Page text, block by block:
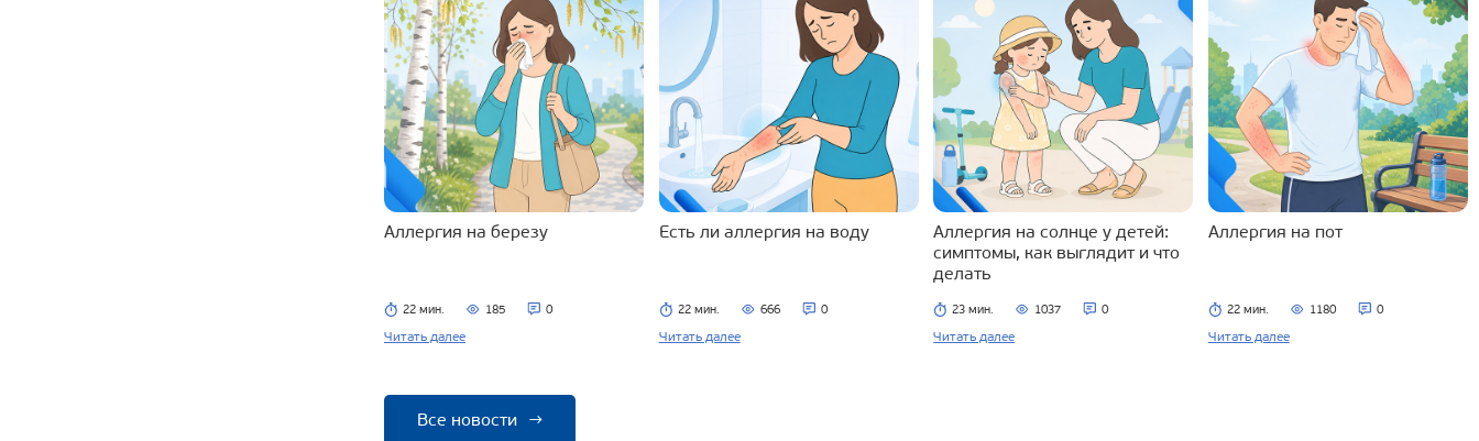
Аллергия на березу
22 мин. 185 0
Читать далее
Есть ли аллергия на воду
22 мин. 666 0
Читать далее
Аллергия на солнце у детей:
симптомы, как выглядит и что
делать
23 мин. 1037 0
Читать далее
Аллергия на пот
22 мин. 1180 0
Читать далее
Все новости →